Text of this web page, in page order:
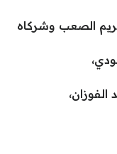
الصعب وشركاه